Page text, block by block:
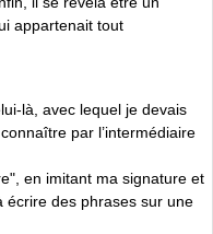
appartenait tout
là, avec lequel je devais
par l’intermédiaire
en imitant ma signature et
écrire des phrases sur une